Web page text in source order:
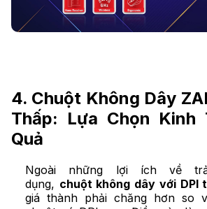
4. Chuột Không Dây
Thấp: Lựa Chọn Kinh
Quả
Ngoài những lợi ích về
dụng, chuột không dây với DPI
giá thành phải chăng hơn so